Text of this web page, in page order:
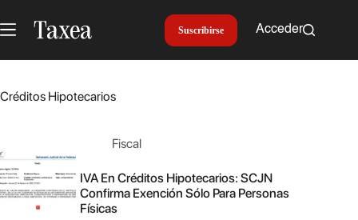
al
contenido
Suscribirse Acceder
Créditos Hipotecarios
Fiscal
IVA En Créditos Hipotecarios: SCJN
Confirma Exención Sólo Para Personas
Físicas